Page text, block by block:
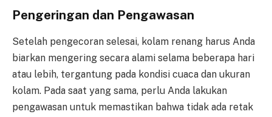
Pengeringan dan Pengawasan
Setelah pengecoran selesai, kolam renang harus Anda
biarkan mengering secara alami selama beberapa hari
atau lebih, tergantung pada kondisi cuaca dan ukuran
kolam. Pada saat yang sama, perlu Anda lakukan
pengawasan untuk memastikan bahwa tidak ada retak